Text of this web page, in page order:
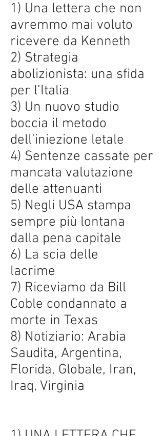
1) Una lettera che non
avremmo mai voluto
ricevere da Kenneth
2) Strategia
abolizionista: una sfida
per l’Italia
3) Un nuovo studio
boccia il metodo
dell’iniezione letale
4) Sentenze cassate per
mancata valutazione
delle attenuanti
5) Negli USA stampa
sempre più lontana
dalla pena capitale
6) La scia delle
lacrime
7) Riceviamo da Bill
Coble condannato a
morte in Texas
8) Notiziario: Arabia
Saudita, Argentina,
Florida, Globale, Iran,
Iraq, Virginia